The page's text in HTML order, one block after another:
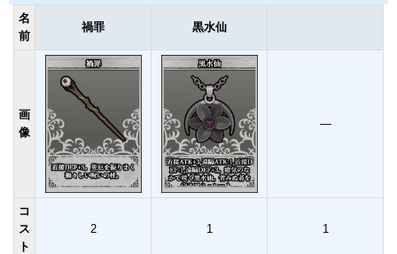
名
前
禍罪 黒水仙
画
像
―
コ
ス
ト
2 1 1